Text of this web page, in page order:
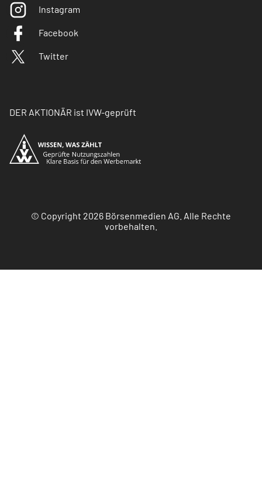
Instagram
Facebook
Twitter
DER AKTIONÄR ist IVW-geprüft
© Copyright 2026 Börsenmedien AG. Alle Rechte
vorbehalten.